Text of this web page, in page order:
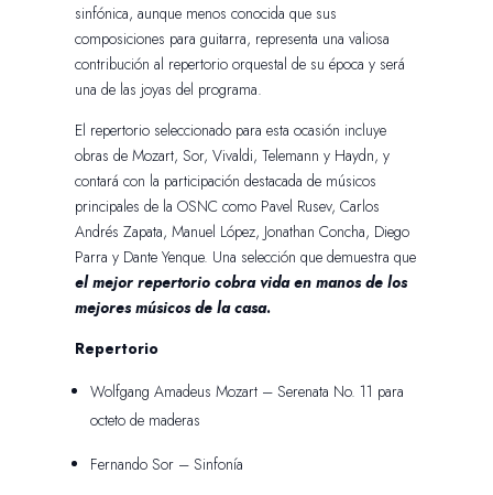
sinfónica, aunque menos conocida que sus
composiciones para guitarra, representa una valiosa
contribución al repertorio orquestal de su época y será
una de las joyas del programa.
El repertorio seleccionado para esta ocasión incluye
obras de Mozart, Sor, Vivaldi, Telemann y Haydn, y
contará con la participación destacada de músicos
principales de la OSNC como Pavel Rusev, Carlos
Andrés Zapata, Manuel López, Jonathan Concha, Diego
Parra y Dante Yenque. Una selección que demuestra que
el mejor repertorio cobra vida en manos de los
mejores músicos de la casa.
Repertorio
Wolfgang Amadeus Mozart – Serenata No. 11 para
octeto de maderas
Fernando Sor – Sinfonía